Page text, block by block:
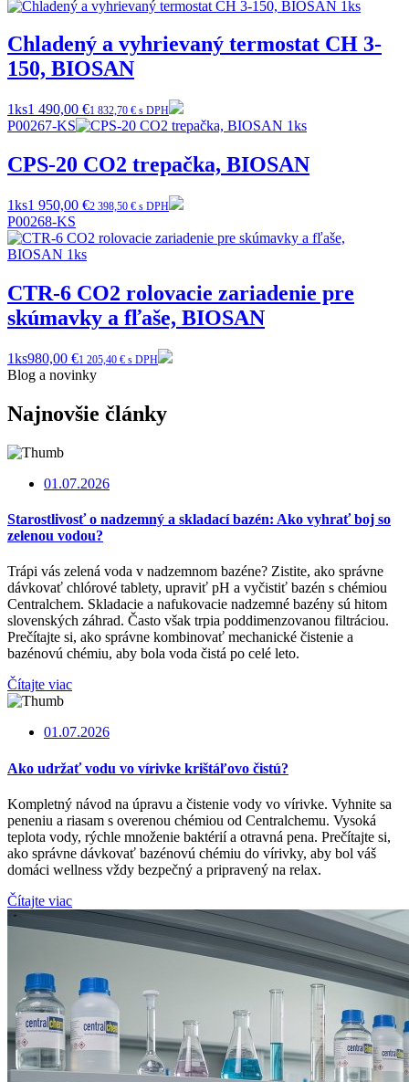
Chladený a vyhrievaný termostat CH 3-
150, BIOSAN
1ks1 490,00 €1 832,70 € s DPH
P00267-KS
CPS-20 CO2 trepačka, BIOSAN
1ks1 950,00 €2 398,50 € s DPH
P00268-KS
CTR-6 CO2 rolovacie zariadenie pre
skúmavky a fľaše, BIOSAN
1ks980,00 €1 205,40 € s DPH
Blog a novinky
Najnovšie články
01.07.2026
Starostlivosť o nadzemný a skladací bazén: Ako vyhrať boj so
zelenou vodou?
Trápi vás zelená voda v nadzemnom bazéne? Zistite, ako správne
dávkovať chlórové tablety, upraviť pH a vyčistiť bazén s chémiou
Centralchem. Skladacie a nafukovacie nadzemné bazény sú hitom
slovenských záhrad. Často však trpia poddimenzovanou filtráciou.
Prečítajte si, ako správne kombinovať mechanické čistenie a
bazénovú chémiu, aby bola voda čistá po celé leto.
Čítajte viac
01.07.2026
Ako udržať vodu vo vírivke krištáľovo čistú?
Kompletný návod na úpravu a čistenie vody vo vírivke. Vyhnite sa
peneniu a riasam s overenou chémiou od Centralchemu. Vysoká
teplota vody, rýchle množenie baktérií a otravná pena. Prečítajte si,
ako správne dávkovať bazénovú chémiu do vírivky, aby bol váš
domáci wellness vždy bezpečný a pripravený na relax.
Čítajte viac